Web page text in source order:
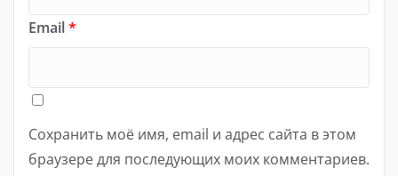
Email*
Сохранить моё имя, email и адрес сайта в этом
браузере для последующих моих комментариев.